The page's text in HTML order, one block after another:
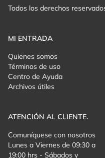
Todos los derechos
MI ENTRADA
Quienes somos
Términos de uso
Centro de Ayuda
Archivos útiles
ATENCIÓN AL CLIENTE.
Comuníquese con nosotros
Lunes a Viernes de 09:30 a
19:00 hrs - Sábados y